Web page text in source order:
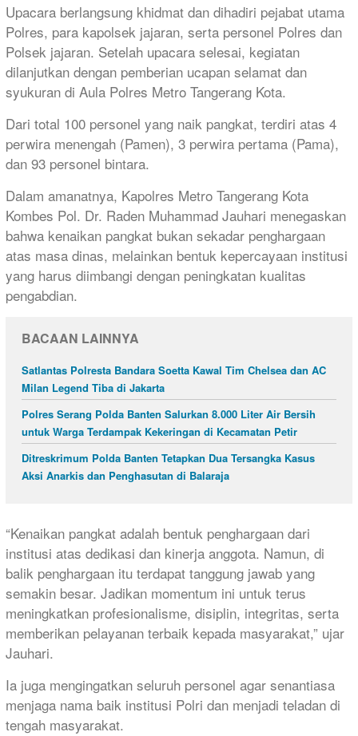
Upacara berlangsung khidmat dan dihadiri pejabat utama
Polres, para kapolsek jajaran, serta personel Polres dan
Polsek jajaran. Setelah upacara selesai, kegiatan
dilanjutkan dengan pemberian ucapan selamat dan
syukuran di Aula Polres Metro Tangerang Kota.
Dari total 100 personel yang naik pangkat, terdiri atas 4
perwira menengah (Pamen), 3 perwira pertama (Pama),
dan 93 personel bintara.
Dalam amanatnya, Kapolres Metro Tangerang Kota
Kombes Pol. Dr. Raden Muhammad Jauhari menegaskan
bahwa kenaikan pangkat bukan sekadar penghargaan
atas masa dinas, melainkan bentuk kepercayaan institusi
yang harus diimbangi dengan peningkatan kualitas
pengabdian.
BACAAN LAINNYA
Satlantas Polresta Bandara Soetta Kawal Tim Chelsea dan AC
Milan Legend Tiba di Jakarta
Polres Serang Polda Banten Salurkan 8.000 Liter Air Bersih
untuk Warga Terdampak Kekeringan di Kecamatan Petir
Ditreskrimum Polda Banten Tetapkan Dua Tersangka Kasus
Aksi Anarkis dan Penghasutan di Balaraja
“Kenaikan pangkat adalah bentuk penghargaan dari
institusi atas dedikasi dan kinerja anggota. Namun, di
balik penghargaan itu terdapat tanggung jawab yang
semakin besar. Jadikan momentum ini untuk terus
meningkatkan profesionalisme, disiplin, integritas, serta
memberikan pelayanan terbaik kepada masyarakat,” ujar
Jauhari.
Ia juga mengingatkan seluruh personel agar senantiasa
menjaga nama baik institusi Polri dan menjadi teladan di
tengah masyarakat.